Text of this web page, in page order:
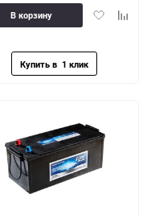
Добавить
В корзину